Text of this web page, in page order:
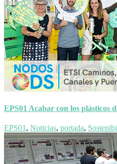
EPS01 Acabar con los plásticos
EPS01, Noticias, portada,